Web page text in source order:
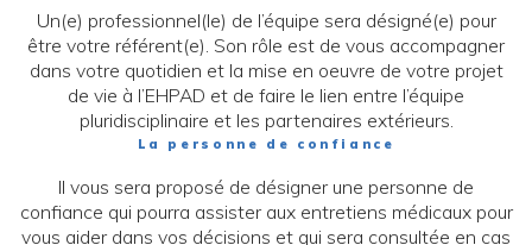
Un(e) professionnel(le) de l’équipe sera désigné(e) pour
être votre référent(e). Son rôle est de vous accompagner
dans votre quotidien et la mise en oeuvre de votre projet
de vie à l’EHPAD et de faire le lien entre l’équipe
pluridisciplinaire et les partenaires extérieurs.
La personne de confiance
Il vous sera proposé de désigner une personne de
confiance qui pourra assister aux entretiens médicaux pour
vous aider dans vos décisions et qui sera consultée en cas